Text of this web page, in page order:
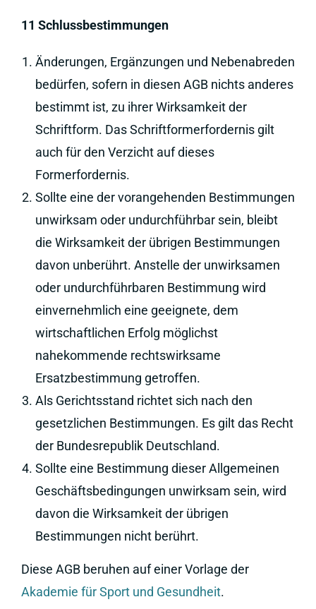
11 Schlussbestimmungen
Änderungen, Ergänzungen und Nebenabreden
bedürfen, sofern in diesen AGB nichts anderes
bestimmt ist, zu ihrer Wirksamkeit der
Schriftform. Das Schriftformerfordernis gilt
auch für den Verzicht auf dieses
Formerfordernis.
Sollte eine der vorangehenden Bestimmungen
unwirksam oder undurchführbar sein, bleibt
die Wirksamkeit der übrigen Bestimmungen
davon unberührt. Anstelle der unwirksamen
oder undurchführbaren Bestimmung wird
einvernehmlich eine geeignete, dem
wirtschaftlichen Erfolg möglichst
nahekommende rechtswirksame
Ersatzbestimmung getroffen.
Als Gerichtsstand richtet sich nach den
gesetzlichen Bestimmungen. Es gilt das Recht
der Bundesrepublik Deutschland.
Sollte eine Bestimmung dieser Allgemeinen
Geschäftsbedingungen unwirksam sein, wird
davon die Wirksamkeit der übrigen
Bestimmungen nicht berührt.
Diese AGB beruhen auf einer Vorlage der
Akademie für Sport und Gesundheit.